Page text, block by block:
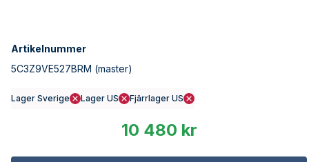
Artikelnummer
5C3Z9VE527BRM (master)
Lager Sverige Lager US Fjärrlager US
10 480 kr